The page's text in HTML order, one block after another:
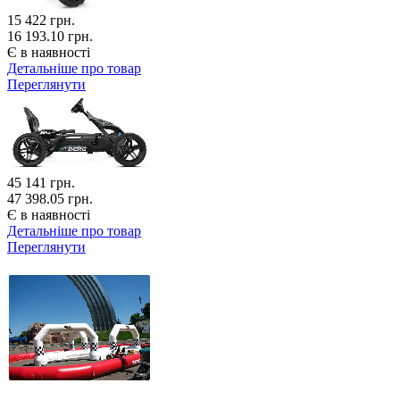
15 422 грн.
16 193.10 грн.
Є в наявності
Детальніше про товар
Переглянути
45 141 грн.
47 398.05 грн.
Є в наявності
Детальніше про товар
Переглянути